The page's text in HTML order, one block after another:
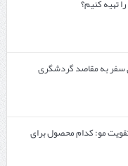
تهیه کنیم؟
سفر به مقاصد گردشگری
مو: کدام محصول برای